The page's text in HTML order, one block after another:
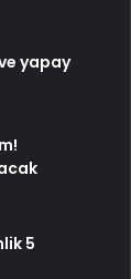
yapay
5